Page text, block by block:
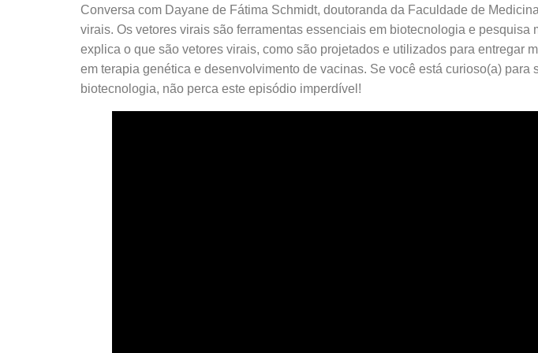
Conversa com Dayane de Fátima Schmidt, doutoranda da Faculdade de
virais. Os vetores virais são ferramentas essenciais em biotecnologia e
explica o que são vetores virais, como são projetados e utilizados para entregar
em terapia genética e desenvolvimento de vacinas. Se você está curioso(a)
biotecnologia, não perca este episódio imperdível!